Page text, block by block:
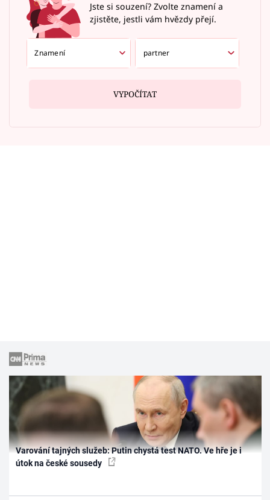
Jste si souzení? Zvolte znamení a
zjistěte, jestli vám hvězdy přejí.
VYPOČÍTAT
Varování tajných služeb: Putin chystá test NATO. Ve hře je i
útok na české sousedy